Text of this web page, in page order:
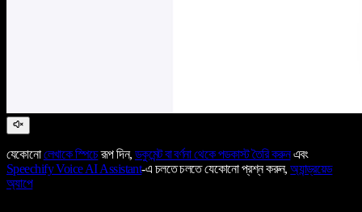
যেকোনোলেখাকে স্পিচেরূপ দিন, ডকুমেন্ট বা বর্ণনা থেকে পডকাস্ট তৈরি করুনএবং
Speechify Voice AI Assistant-এ চলতে চলতে যেকোনো প্রশ্ন করুন,অ্যান্ড্রয়েড
অ্যাপে